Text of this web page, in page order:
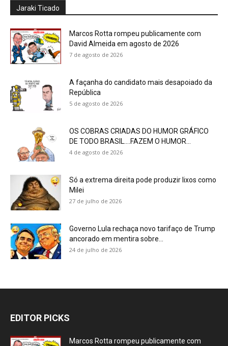
Jaraki Ticado
Marcos Rotta rompeu publicamente com
David Almeida em agosto de 2026
7 de agosto de 2026
A façanha do candidato mais desapoiado da
República
5 de agosto de 2026
OS COBRAS CRIADAS DO HUMOR GRÁFICO
DE TODO BRASIL….FAZEM O HUMOR...
4 de agosto de 2026
Só a extrema direita pode produzir lixos como
Milei
27 de julho de 2026
Governo Lula rechaça novo tarifaço de Trump
ancorado em mentira sobre...
24 de julho de 2026
EDITOR PICKS
Marcos Rotta rompeu publicamente com